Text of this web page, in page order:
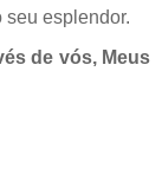
seu esplendor.
de vós, Meus